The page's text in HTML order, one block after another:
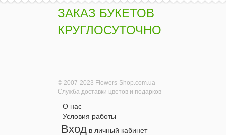
ЗАКАЗ БУКЕТОВ
КРУГЛОСУТОЧНО
© 2007-2023 Flowers-Shop.com.ua -
Служба доставки цветов и подарков
О нас
Условия работы
Вход в личный кабинет